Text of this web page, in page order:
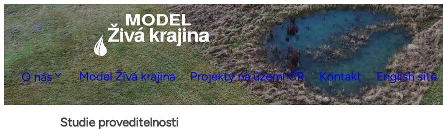
O nás Model Živá krajina Projekty na území ČR Kontakt English site
Studie proveditelnosti